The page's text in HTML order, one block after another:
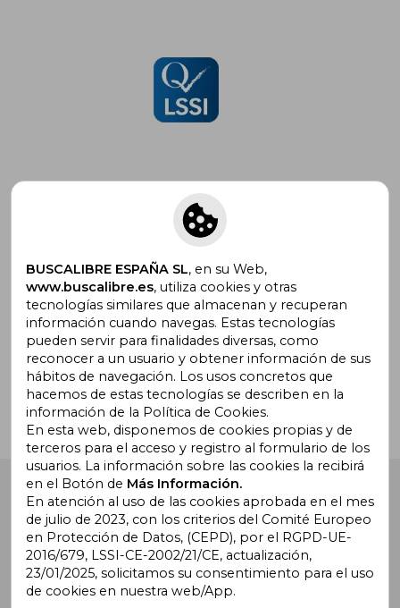
Suscríbete para recibir ofertas y
promociones
¿Necesitas ayuda?
Ir a Centro de Soporte
Buscalibre España. Calle Energía, 65, Nave 3 (08940),
Cornellà de Llobregat, Barcelona. Derechos Reservados.
Buscalibre Argentina| Buscalibre Chile
BUSCALIBRE ESPAÑA SL, en su Web,
www.buscalibre.es, utiliza cookies y otras
tecnologías similares que almacenan y recuperan
información cuando navegas. Estas tecnologías
pueden servir para finalidades diversas, como
reconocer a un usuario y obtener información de sus
hábitos de navegación. Los usos concretos que
hacemos de estas tecnologías se describen en la
información de la Política de Cookies.
En esta web, disponemos de cookies propias y de
terceros para el acceso y registro al formulario de los
usuarios. La información sobre las cookies la recibirá
en el Botón de Más Información.
En atención al uso de las cookies aprobada en el mes
de julio de 2023, con los criterios del Comité Europeo
en Protección de Datos, (CEPD), por el RGPD-UE-
2016/679, LSSI-CE-2002/21/CE, actualización,
23/01/2025, solicitamos su consentimiento para el uso
de cookies en nuestra web/App.